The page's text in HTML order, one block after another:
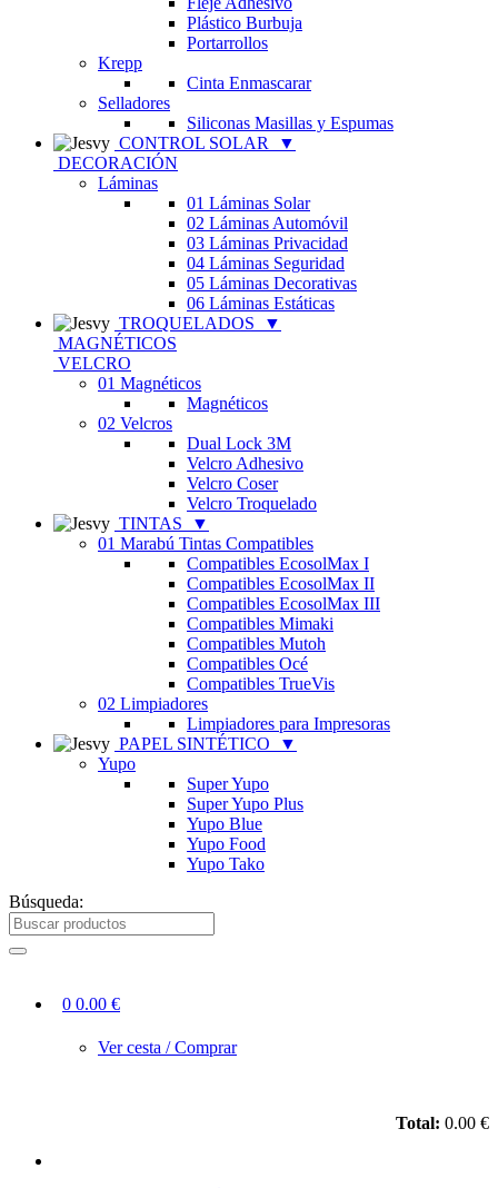
Plástico Burbuja
Portarrollos
Krepp
Cinta Enmascarar
Selladores
Siliconas Masillas y Espumas
CONTROL SOLAR
▼
DECORACIÓN
Láminas
01 Láminas Solar
02 Láminas Automóvil
03 Láminas Privacidad
04 Láminas Seguridad
05 Láminas Decorativas
06 Láminas Estáticas
TROQUELADOS
▼
MAGNÉTICOS
VELCRO
01 Magnéticos
Magnéticos
02 Velcros
Dual Lock 3M
Velcro Adhesivo
Velcro Coser
Velcro Troquelado
TINTAS
▼
01 Marabú Tintas Compatibles
Compatibles EcosolMax I
Compatibles EcosolMax II
Compatibles EcosolMax III
Compatibles Mimaki
Compatibles Mutoh
Compatibles Océ
Compatibles TrueVis
02 Limpiadores
Limpiadores para Impresoras
PAPEL SINTÉTICO
▼
Yupo
Super Yupo
Super Yupo Plus
Yupo Blue
Yupo Food
Yupo Tako
Búsqueda:
0 0.00 €
Ver cesta / Comprar
Total: 0.00 €